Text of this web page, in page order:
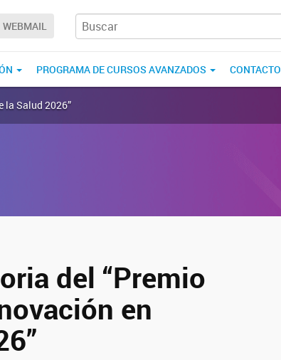
WEBMAIL
PROGRAMA DE CURSOS AVANZADOS CONTACTO
la Salud 2026”
del “Premio
en